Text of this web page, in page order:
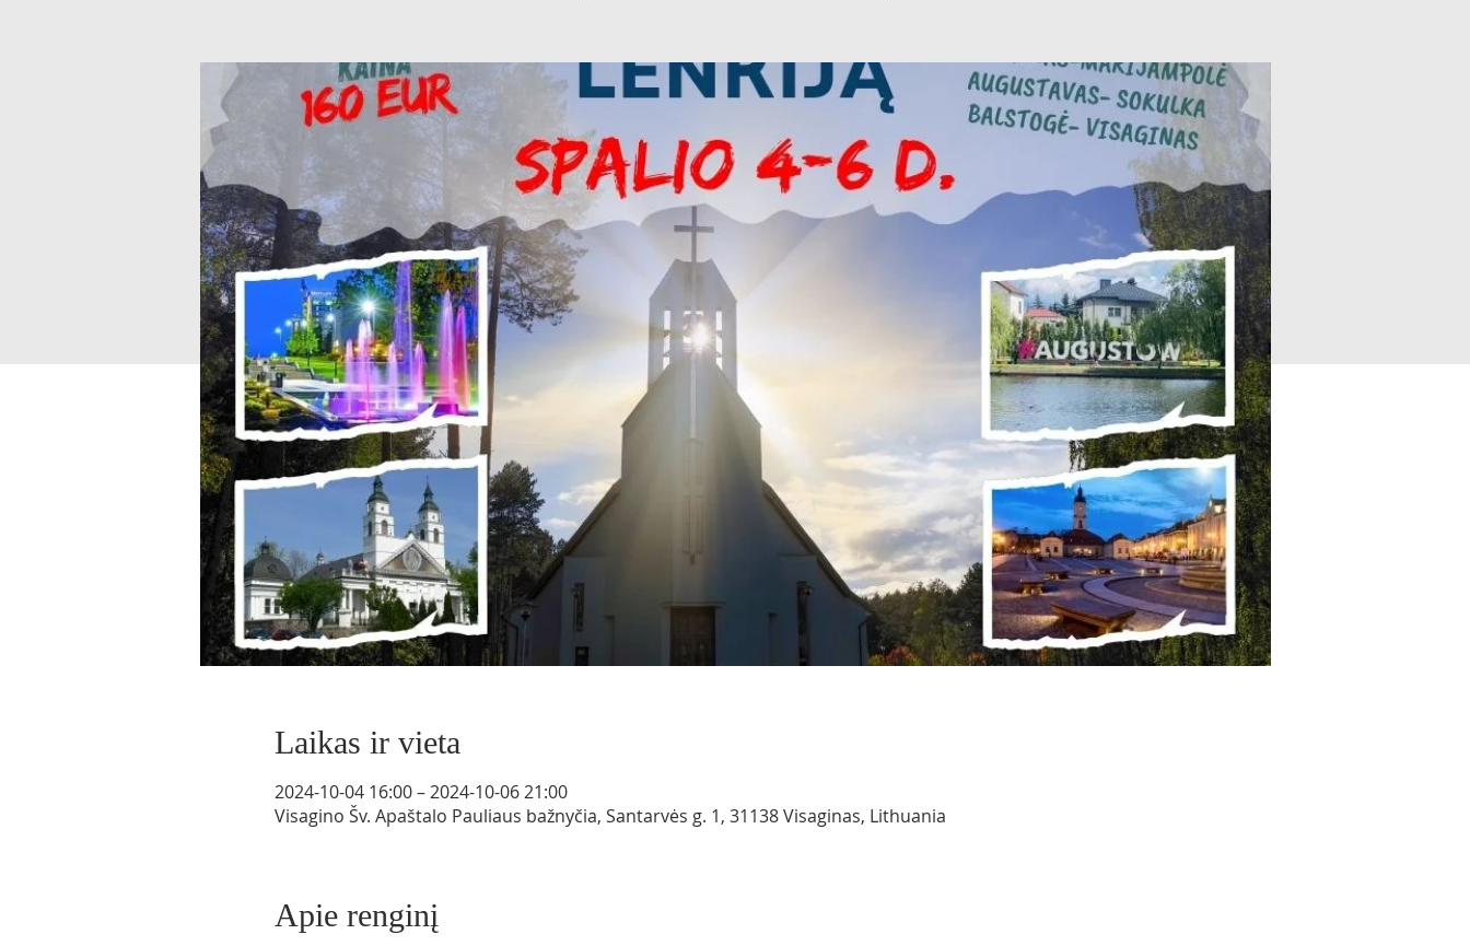
Laikas ir vieta
2024-10-04 16:00 – 2024-10-06 21:00
Visagino Šv. Apaštalo Pauliaus bažnyčia, Santarvės g. 1, 31138 Visaginas, Lithuania
Apie renginį